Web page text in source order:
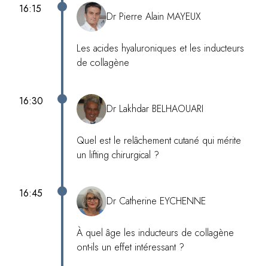
16:15
Dr Pierre Alain MAYEUX
Les acides hyaluroniques et les inducteurs
de collagène
16:30
Dr Lakhdar BELHAOUARI
Quel est le relâchement cutané qui mérite
un lifting chirurgical ?
16:45
Dr Catherine EYCHENNE
À quel âge les inducteurs de collagène
ont-ils un effet intéressant ?